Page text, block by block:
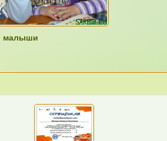
малыши